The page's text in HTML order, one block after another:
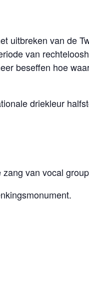
uitbreken van de
van
beseffen hoe
driekleur
van vocal